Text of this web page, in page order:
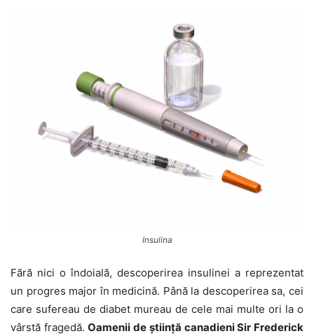
Insulina
Fără nici o îndoială, descoperirea insulinei a reprezentat
un progres major în medicină. Până la descoperirea sa, cei
care sufereau de diabet mureau de cele mai multe ori la o
vârstă fragedă.Oamenii de știință canadieni Sir Frederick